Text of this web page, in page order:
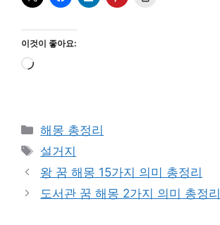
이것이 좋아요:
로
카
테
리
해몽 총정리
태
그
설거지
왕 꿈 해몽 15가지 의미 총정리
도서관 꿈 해몽 2가지 의미 총정리